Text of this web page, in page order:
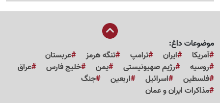
موضوعات داغ:
آمریکا
ایران ترامپ تنگه هرمز
عربستان
روسیه
رژیم صهیونیستی یمن خلیج فارس
عراق
فلسطین
اسرائیل اربعین
جنگ
مذاکرات ایران و عمان